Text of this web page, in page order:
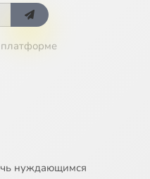
нуждающимся